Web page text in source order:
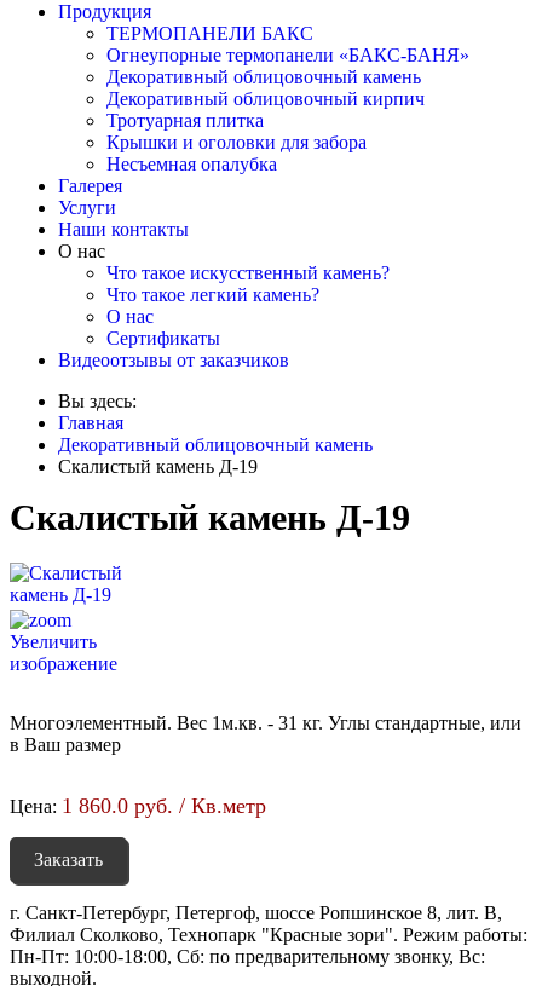
Продукция
ТЕРМОПАНЕЛИ БАКС
Огнеупорные термопанели «БАКС-БАНЯ»
Декоративный облицовочный камень
Декоративный облицовочный кирпич
Тротуарная плитка
Крышки и оголовки для забора
Несъемная опалубка
Галерея
Услуги
Наши контакты
О нас
Что такое искусственный камень?
Что такое легкий камень?
О нас
Сертификаты
Видеоотзывы от заказчиков
Вы здесь:
Главная
Декоративный облицовочный камень
Скалистый камень Д-19
Скалистый камень Д-19
Увеличить
изображение
Многоэлементный. Вес 1м.кв. - 31 кг. Углы стандартные, или
в Ваш размер
Цена: 1 860.0 руб. / Кв.метр
Заказать
г. Санкт-Петербург, Петергоф, шоссе Ропшинское 8, лит. В,
Филиал Сколково, Технопарк "Красные зори". Режим работы:
Пн-Пт: 10:00-18:00, Сб: по предварительному звонку, Вс:
выходной.